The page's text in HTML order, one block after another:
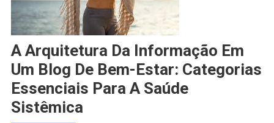
A Arquitetura Da Informação Em
Um Blog De Bem-Estar: Categorias
Essenciais Para A Saúde
Sistêmica